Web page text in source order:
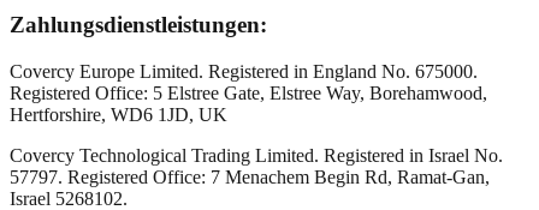
Zahlungsdienstleistungen:
Covercy Europe Limited. Registered in England No. 675000.
Registered Office: 5 Elstree Gate, Elstree Way, Borehamwood,
Hertforshire, WD6 1JD, UK
Covercy Technological Trading Limited. Registered in Israel No.
57797. Registered Office: 7 Menachem Begin Rd, Ramat-Gan,
Israel 5268102.